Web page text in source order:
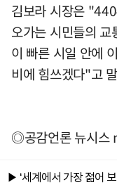
김보라 시장은
오가는 시민들의
이 빠른 시일 안에
비에 힘쓰겠다"고
◎공감언론 뉴시스